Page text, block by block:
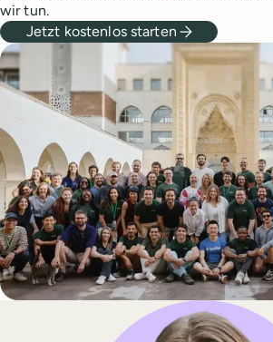
wir tun.
Jetzt kostenlos starten